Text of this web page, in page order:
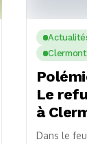
Clermont
Le
à
Dans le